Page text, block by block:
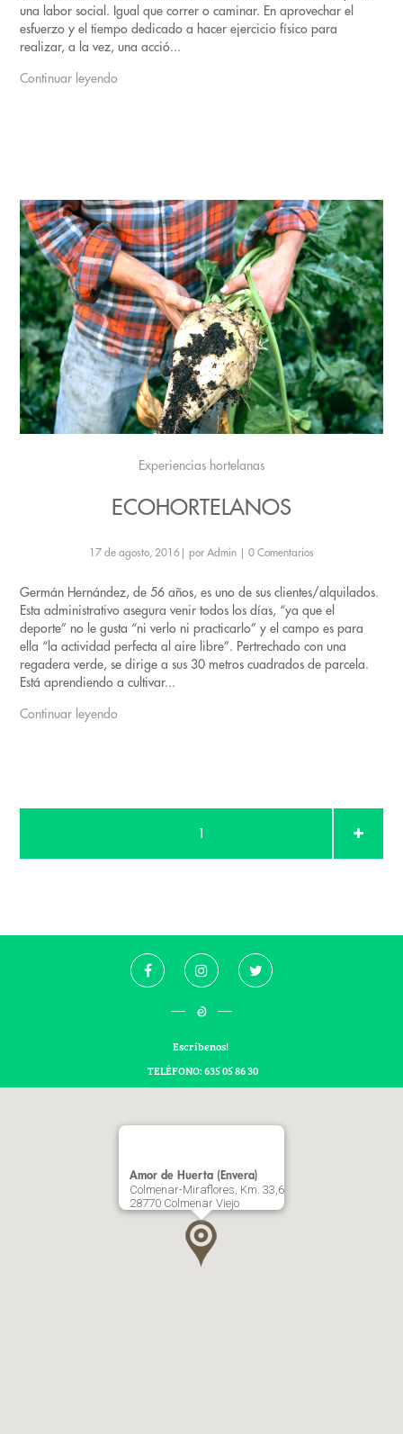
una labor social. Igual que correr o caminar. En aprovechar el
esfuerzo y el tiempo dedicado a hacer ejercicio físico para
realizar, a la vez, una acció...
Continuar leyendo
Experiencias hortelanas
ECOHORTELANOS
17 de agosto, 2016 por Admin 0 Comentarios
Germán Hernández, de 56 años, es uno de sus clientes/alquilados.
Esta administrativo asegura venir todos los días, “ya que el
deporte” no le gusta “ni verlo ni practicarlo” y el campo es para
ella “la actividad perfecta al aire libre”. Pertrechado con una
regadera verde, se dirige a sus 30 metros cuadrados de parcela.
Está aprendiendo a cultivar...
Continuar leyendo
1
Escríbenos!
TELÉFONO: 635 05 86 30
Amor de Huerta (Envera)
Colmenar-Miraflores, Km. 33,6
28770 Colmenar Viejo